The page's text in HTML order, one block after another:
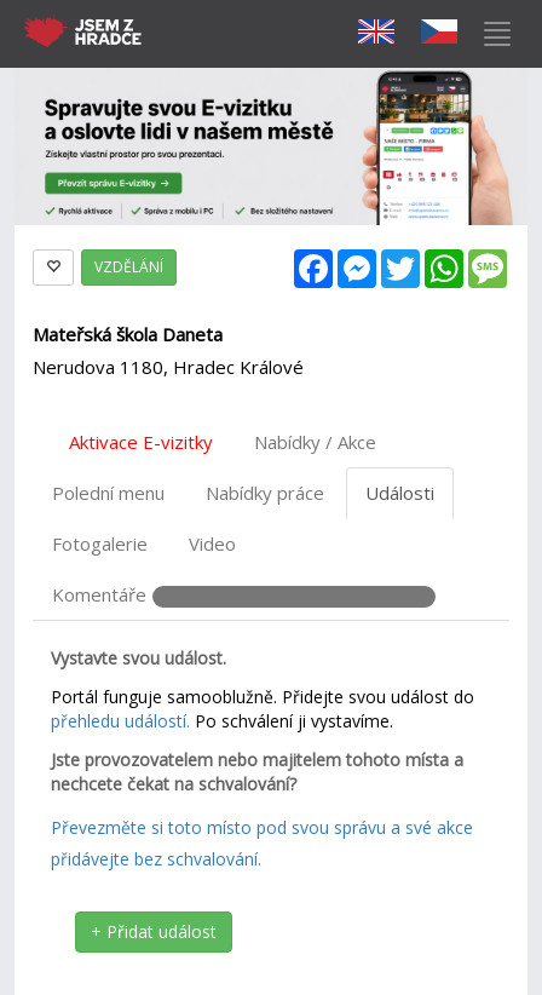
FacebookMessenger
Twitter
VZDĚLÁNÍ
Mateřská škola Daneta
Nerudova 1180, Hradec Králové
Aktivace E-vizitky Nabídky / Akce
Polední menu Nabídky práce Události
Fotogalerie Video
Komentáře
Vystavte svou událost.
Portál funguje samooblužně. Přidejte svou událost do
přehledu událostí. Po schválení ji vystavíme.
Jste provozovatelem nebo majitelem tohoto místa a
nechcete čekat na schvalování?
Převezměte si toto místo pod svou správu a své akce
přidávejte bez schvalování.
+ Přidat událost